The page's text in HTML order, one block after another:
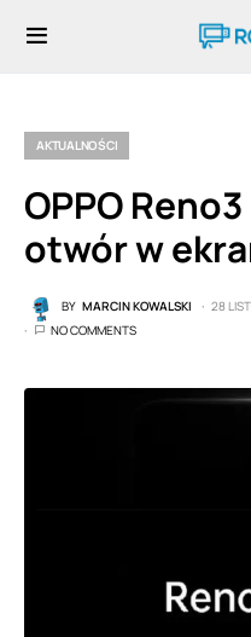
AKTUALNOŚCI
OPPO
otwór w
BY MARCIN KOWALSKI 28
NO COMMENTS